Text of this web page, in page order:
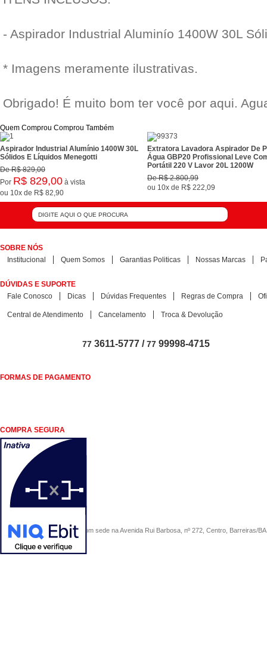
- Aspirador Industrial Aluminío 1400W 30L
* Imagens meramente ilustrativas.
Obrigado! É muito bom ter você por aqui.
Quem Comprou Comprou Também
Aspirador Industrial Alumínio 1400W 30L
Sólidos E Líquidos Menegotti
DeR$ 829,00
Por R$ 829,00 à vista
ou 10x de R$ 82,90
Extratora Lavadora Aspirador De
Água GBP20 Profissional Leve
Portátil 220 V Lavor 20L 1200W
DeR$ 2.800,99
ou 10x de R$ 222,09
SOBRE NÓS
Institucional
Quem Somos Garantias Politicas Nossas Marcas
DÚVIDAS E SUPORTE
Fale Conosco
Dicas Dúvidas Frequentes Regras de Compra
Central de Atendimento Cancelamento Troca & Devolução
77 3611-5777 /77 99998-4715
FORMAS DE PAGAMENTO
COMPRA SEGURA
COMERCIAL SÃO PAULO, com sede na Avenida Rui Barbosa, nº 272, Centro, Barreiras/